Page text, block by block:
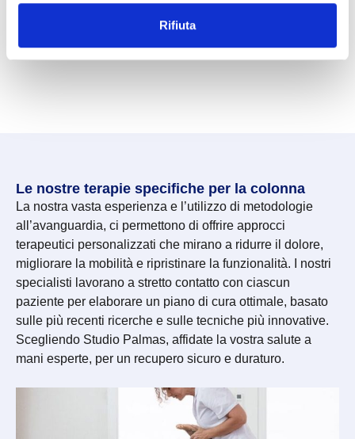
Rifiuta
Le nostre terapie specifiche per la colonna
La nostra vasta esperienza e l’utilizzo di metodologie
all’avanguardia, ci permettono di offrire approcci
terapeutici personalizzati che mirano a ridurre il dolore,
migliorare la mobilità e ripristinare la funzionalità. I nostri
specialisti lavorano a stretto contatto con ciascun
paziente per elaborare un piano di cura ottimale, basato
sulle più recenti ricerche e sulle tecniche più innovative.
Scegliendo Studio Palmas, affidate la vostra salute a
mani esperte, per un recupero sicuro e duraturo.